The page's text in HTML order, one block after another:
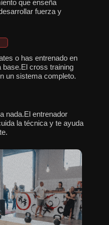
que enseña
fuerza y
o has entrenado en
base.El cross training
un sistema completo.
nada.El entrenador
la técnica y te ayuda